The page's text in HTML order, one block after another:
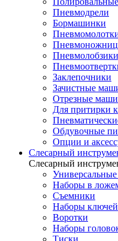
Пневмодрели
Бормашинки
Заклепочники
Зачистные
Отрезные
Для притирки
Обдувочные
Опции и
Слесарный
Слесарный
Наборы в
Съемники
Наборы ключей
Воротки
Наборы
Тиски